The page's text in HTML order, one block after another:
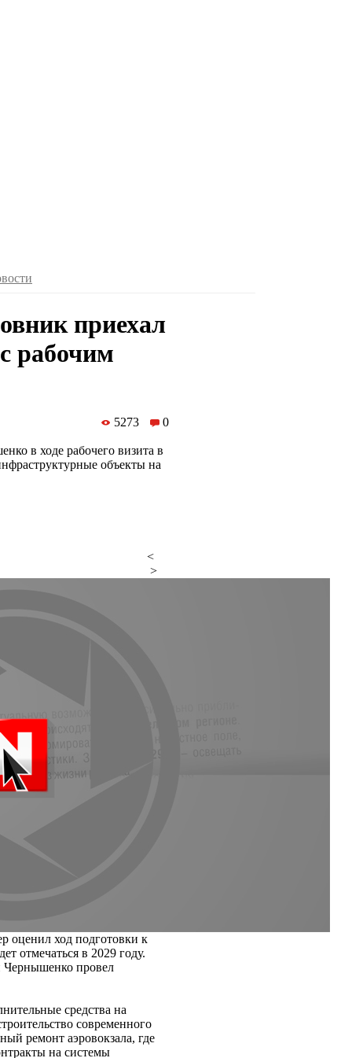
приехал
рабочим
5273 0
в ходе рабочего визита в
объекты на
<
>
оценил ход подготовки к
отмечаться в 2029 году.
провел
средства на
современного
ремонт аэровокзала, где
на системы